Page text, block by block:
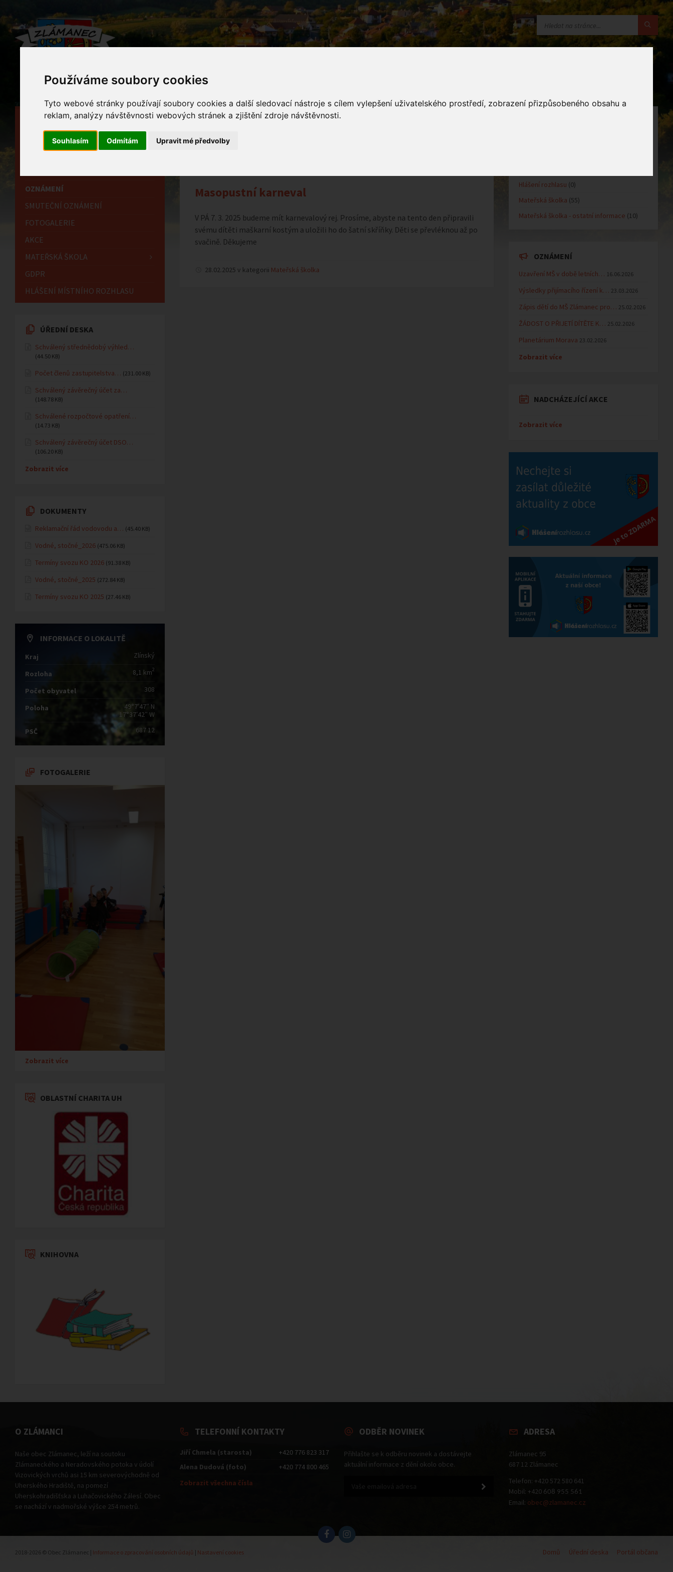
Používáme soubory cookies
Tyto webové stránky používají soubory cookies a další sledovací nástroje s cílem vylepšení uživatelského prostředí, zobrazení přizpůsobeného obsahu a
reklam, analýzy návštěvnosti webových stránek a zjištění zdroje návštěvnosti.
Souhlasím Odmítám Upravit mé předvolby
Masopustní karneval
V PÁ 7. 3. 2025 budeme mít karnevalový rej. Prosíme, abyste na tento den připravili
svému dítěti maškarní kostým a uložili ho do šatní skříňky. Děti se převléknou až po
svačině. Děkujeme
28.02.2025 v kategorii Mateřská školka
HLAVNÍ STRÁNKA
OBECNÍ ÚŘAD
OZNÁMENÍ
SMUTEČNÍ OZNÁMENÍ
FOTOGALERIE
AKCE
MATEŘSKÁ ŠKOLA
GDPR
HLÁŠENÍ MÍSTNÍHO ROZHLASU
ÚŘEDNÍ DESKA
Schválený střednědobý výhled…
(44.50 KB)
Počet členů zastupitelstva… (231.00 KB)
Schválený závěrečný účet za…
(148.78 KB)
Schválené rozpočtové opatření…
(14.73 KB)
Schválený závěrečný účet DSO…
(106.20 KB)
Zobrazit více
DOKUMENTY
Reklamační řád vodovodu a… (45.40 KB)
Vodné, stočné_2026 (475.06 KB)
Termíny svozu KO 2026 (91.38 KB)
Vodné, stočné_2025 (272.84 KB)
Termíny svozu KO 2025 (27.46 KB)
INFORMACE O LOKALITĚ
Kraj Zlínský
Rozloha 8,1 km2
Počet obyvatel 308
Poloha
49°7′47″ N
17°37′42″ W
PSČ
687 12
FOTOGALERIE
Zobrazit více
OBLASTNÍ CHARITA UH
KNIHOVNA
Hlášení rozhlasu (0)
Mateřská školka (55)
Mateřská školka - ostatní informace (10)
OZNÁMENÍ
Uzavření MŠ v době letních… 16.06.2026
Výsledky přijímacího řízení k… 23.03.2026
Zápis dětí do MŠ Zlámanec pro… 25.02.2026
ŽÁDOST O PŘIJETÍ DÍTĚTE K… 25.02.2026
Planetárium Morava 23.02.2026
Zobrazit více
NADCHÁZEJÍCÍ AKCE
Zobrazit více
O ZLÁMANCI
Naše obec Zlámanec, leží na soutoku
Zlámaneckého a Neradovského potoka v údolí
Vizovických vrchů asi 15 km severovýchodně od
Uherského Hradiště, na pomezí
Uherskohradišťska a Luhačovického Zálesí. Obec
se nachází v nadmořské výšce 254 metrů.
TELEFONNÍ KONTAKTY
Jiří Chmela (starosta)
+420 776 823 317
Alena Dudová (foto)
+420 774 800 465
Zobrazit všechna čísla
ODBĚR NOVINEK
Přihlašte se k odběru novinek a dostávejte
aktuální informace z dění okolo obce.
ADRESA
Zlámanec 95
687 12 Zlámanec
Telefon: +420 572 580 641
Mobil: +420 608 955 561
Email: obec@zlamanec.cz
Domů Úřední deska Portál občana
2018-2026 © Obec Zlámanec | Informace o zpracování osobních údajů | Nastavení cookies